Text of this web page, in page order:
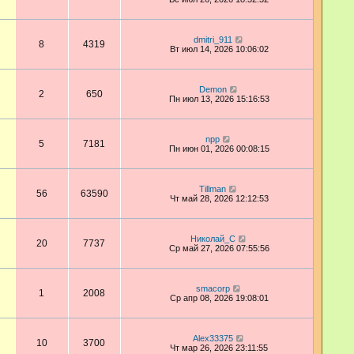
8 4319
dmitri_911
Вт июл 14, 2026 10:06:02
2 650
Demon
Пн июл 13, 2026 15:16:53
5 7181
npp
Пн июн 01, 2026 00:08:15
56 63590
Tillman
Чт май 28, 2026 12:12:53
20 7737
Николай_С
Ср май 27, 2026 07:55:56
1 2008
smacorp
Ср апр 08, 2026 19:08:01
10 3700
Alex33375
Чт мар 26, 2026 23:11:55